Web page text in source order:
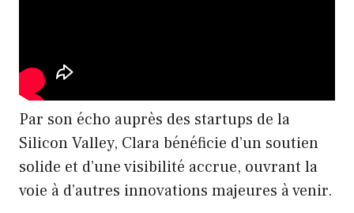
Par son écho auprès des startups de la
Silicon Valley, Clara bénéficie d’un soutien
solide et d’une visibilité accrue, ouvrant la
voie à d’autres innovations majeures à venir.